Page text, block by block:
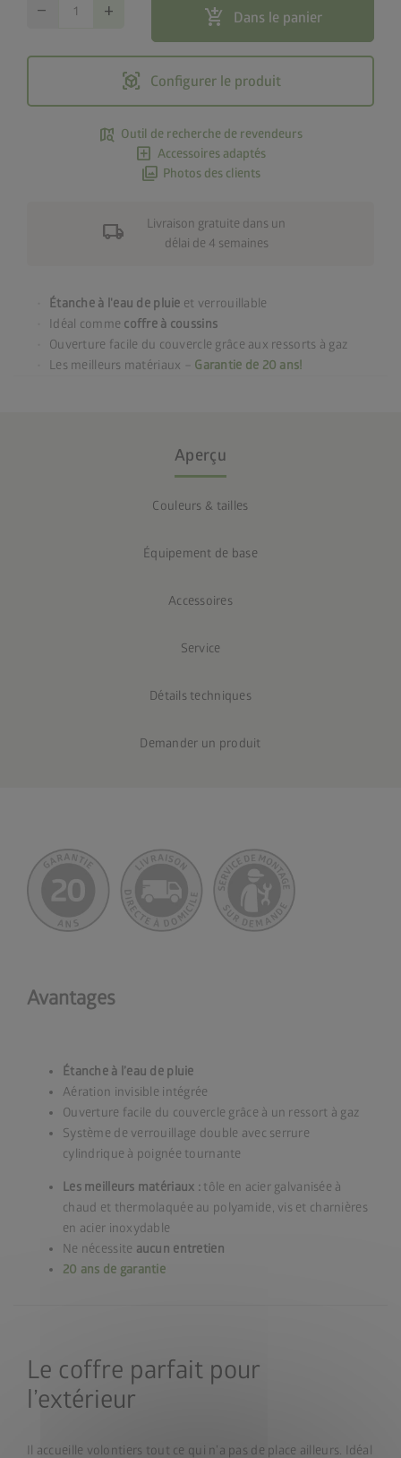
remove add add_shopping_cart Dans le panier
view_in_ar Configurer le produit
map_search Outil de recherche de revendeurs
add_box Accessoires adaptés
photo_library Photos des clients
local_shipping
Livraison gratuite dans un
délai de 4 semaines
Étanche à l'eau de pluie et verrouillable
Idéal comme coffre à coussins
Ouverture facile du couvercle grâce aux ressorts à gaz
Les meilleurs matériaux – Garantie de 20 ans!
Aperçu
Couleurs & tailles
Équipement de base
Accessoires
Service
Détails techniques
Demander un produit
Avantages
Étanche à l’eau de pluie
Aération invisible intégrée
Ouverture facile du couvercle grâce à un ressort à gaz
Système de verrouillage double avec serrure
cylindrique à poignée tournante
Les meilleurs matériaux : tôle en acier galvanisée à
chaud et thermolaquée au polyamide, vis et charnières
en acier inoxydable
Ne nécessite aucun entretien
20 ans de garantie
Le coffre parfait pour
l’extérieur
Il accueille volontiers tout ce qui n’a pas de place ailleurs. Idéal